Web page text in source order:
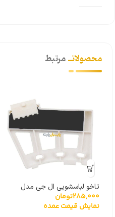
محصولاتــمرتبط
تاخو لباسشویی ال جی مدل
گیربکسی 6501KW2001A
285,000تومان
نمایش قیمت عمده